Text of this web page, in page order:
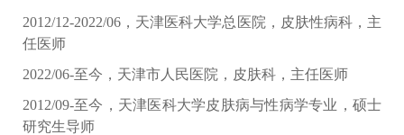
2012/12-2022/06，天津医科大学总医院，皮肤性病科，主
任医师
2022/06-至今，天津市人民医院，皮肤科，主任医师
2012/09-至今，天津医科大学皮肤病与性病学专业，硕士
研究生导师